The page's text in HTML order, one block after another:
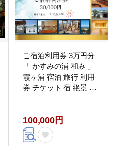
ご宿泊利用券 3万円分
「 かすみの浦 和み 」
霞ヶ浦 宿泊 旅行 利用
券 チケット 宿 絶景 湖
食事 A5ランク 常陸牛
宿泊券 旅行券 茨城県
潮来市 (A58-002)
100,000円